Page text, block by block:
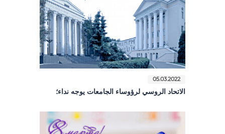
05.03.2022
الاتحاد الروسي لرؤوساء الجامعات يوجه نداء؛